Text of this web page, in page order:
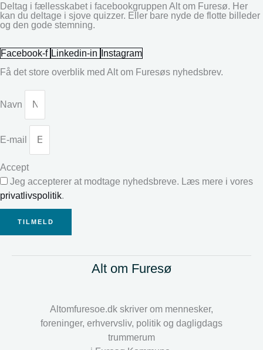
Deltag i fællesskabet i facebookgruppen Alt om Furesø. Her
kan du deltage i sjove quizzer. Eller bare nyde de flotte billeder
og den gode stemning.
Facebook-f Linkedin-in
Instagram
Få det store overblik med Alt om Furesøs nyhedsbrev.
Navn
E-mail
Accept
Jeg accepterer at modtage nyhedsbreve. Læs mere i vores
privatlivspolitik.
TILMELD
Alt om Furesø
Altomfuresoe.dk skriver om mennesker,
foreninger, erhvervsliv, politik og dagligdags
trummerum